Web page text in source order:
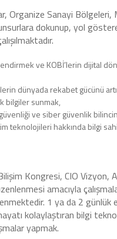
Organize Sanayi
dokunup, yol
ve KOBİ’lerin dijital
dünyada rekabet gücünü
bilgiler sunmak,
ve siber güvenlik
teknolojileri hakkında bilgi
Kongresi, CIO Vizyon,
amacıyla
1 ya da 2
kolaylaştıran bilgi
yapmak.